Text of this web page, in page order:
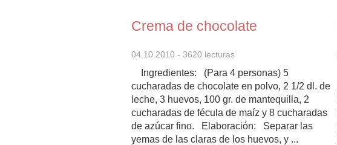
Crema de chocolate
04.10.2010 - 3620 lecturas
Ingredientes: (Para 4 personas) 5
cucharadas de chocolate en polvo, 2 1/2 dl. de
leche, 3 huevos, 100 gr. de mantequilla, 2
cucharadas de fécula de maíz y 8 cucharadas
de azúcar fino. Elaboración: Separar las
yemas de las claras de los huevos, y ...